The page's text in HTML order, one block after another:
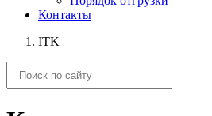
Контакты
ITK